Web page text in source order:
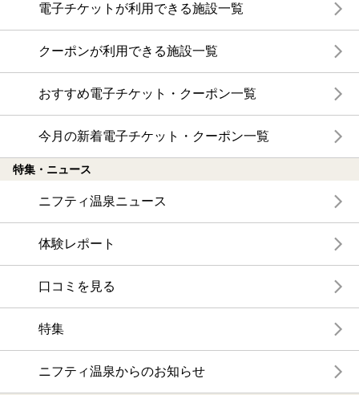
電子チケットが利用できる施設一覧
クーポンが利用できる施設一覧
おすすめ電子チケット・クーポン一覧
今月の新着電子チケット・クーポン一覧
特集・ニュース
ニフティ温泉ニュース
体験レポート
口コミを見る
特集
ニフティ温泉からのお知らせ